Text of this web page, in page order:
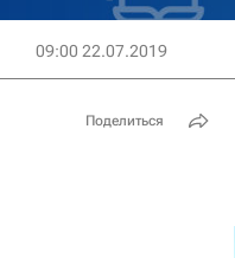
09:00 22.07.2019
Поделиться